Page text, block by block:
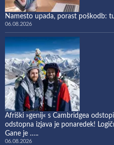
Namesto upada, porast poškodb:
06.08.2026
Afriški »genij« s Cambridgea
odstopna izjava je ponaredek!
Gane je …..
06.08.2026